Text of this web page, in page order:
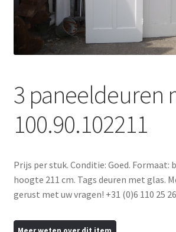
Tegels
Traponderdelen
Contact
3 paneeldeuren
100.90.102211
Prijs per stuk. Conditie: Goed. Formaat:
hoogte 211 cm. Tags deuren met glas.
gerust met uw vragen! +31 (0)6 110 25